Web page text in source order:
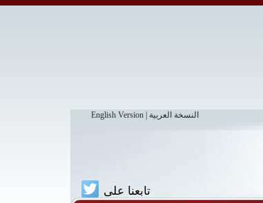
النسخة العربية English Version
تابعنا على